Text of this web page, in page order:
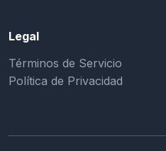
Legal
Términos de Servicio
Política de Privacidad